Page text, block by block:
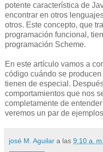
potente característica de
encontrar en otros
otros. Este concepto, que
programación funcional,
programación Scheme.
En este artículo vamos a
código cuándo se
tienen de especial.
comportamientos que nos
completamente de
veremos un par de
josé M. Aguilar a las 9:10 a. m.